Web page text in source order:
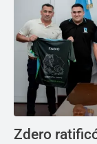
Zdero